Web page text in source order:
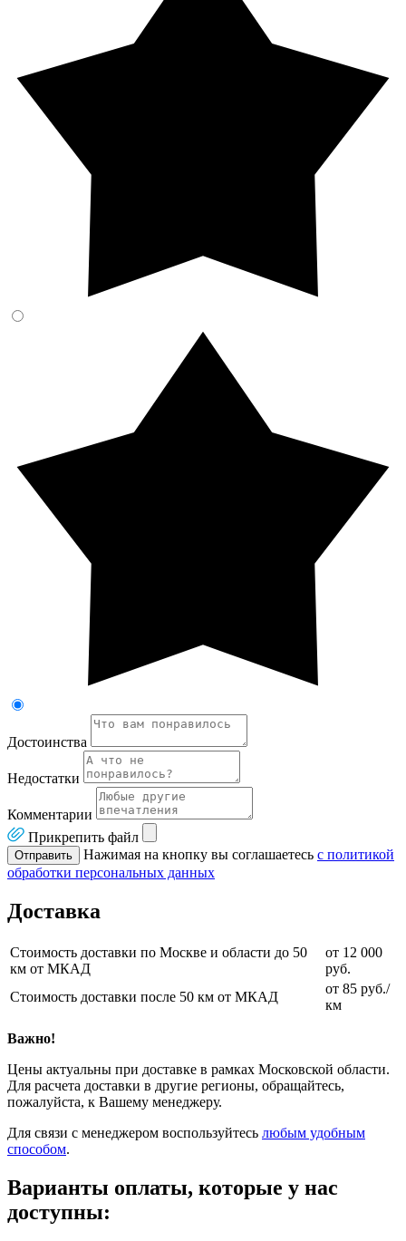
Достоинства
Недостатки
Комментарии
Прикрепить файл
Отправить Нажимая на кнопку вы соглашаетесь с политикой
обработки персональных данных
Доставка
Стоимость доставки по Москве и области до 50
км от МКАД
от 12 000
руб.
Стоимость доставки после 50 км от МКАД
от 85 руб./
км
Важно!
Цены актуальны при доставке в рамках Московской области.
Для расчета доставки в другие регионы, обращайтесь,
пожалуйста, к Вашему менеджеру.
Для связи с менеджером воспользуйтесь любым удобным
способом.
Варианты оплаты, которые у нас
доступны: